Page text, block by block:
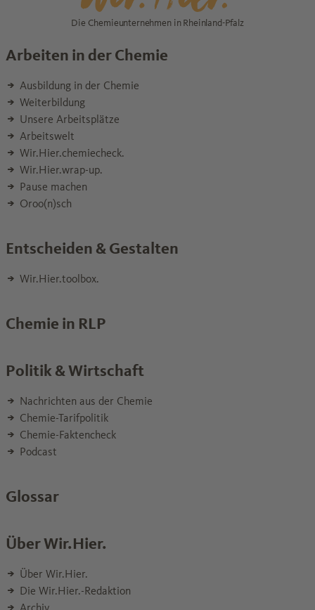
Die Chemieunternehmen in Rheinland-Pfalz
Arbeiten in der Chemie
Ausbildung in der Chemie
Weiterbildung
Unsere Arbeitsplätze
Arbeitswelt
Wir.Hier.chemiecheck.
Wir.Hier.wrap-up.
Pause machen
Oroo(n)sch
Entscheiden & Gestalten
Wir.Hier.toolbox.
Chemie in RLP
Politik & Wirtschaft
Nachrichten aus der Chemie
Chemie-Tarifpolitik
Chemie-Faktencheck
Podcast
Glossar
Über Wir.Hier.
Über Wir.Hier.
Die Wir.Hier.-Redaktion